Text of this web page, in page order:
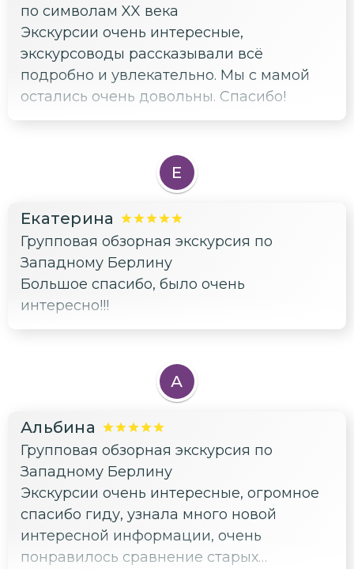
по символам XX века
Экскурсии очень интересные,
экскурсоводы рассказывали всё
подробно и увлекательно. Мы с мамой
остались очень довольны. Спасибо!
Е
Екатерина
Групповая обзорная экскурсия по
Западному Берлину
Большое спасибо, было очень
интересно!!!
А
Альбина
Групповая обзорная экскурсия по
Западному Берлину
Экскурсии очень интересные, огромное
спасибо гиду, узнала много новой
интересной информации, очень
понравилось сравнение старых